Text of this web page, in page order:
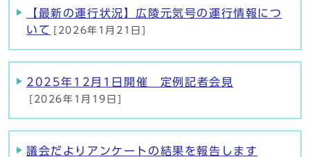
【最新の運行状況】広陵元気号の運行情報につ
いて
[2026年1月21日]
2025年12月1日開催 定例記者会見
[2026年1月19日]
議会だよりアンケートの結果を報告します